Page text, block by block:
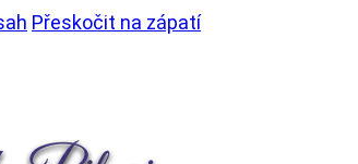
Přeskočit na zápatí